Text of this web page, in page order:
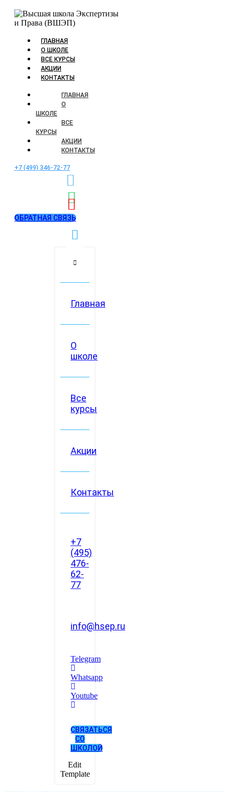
ГЛАВНАЯ
О ШКОЛЕ
ВСЕ КУРСЫ
АКЦИИ
КОНТАКТЫ
ГЛАВНАЯ
О
ШКОЛЕ
ВСЕ
КУРСЫ
АКЦИИ
КОНТАКТЫ
+7 (499) 346-72-77
ОБРАТНАЯ СВЯЗЬ
Главная
О
школе
Все
курсы
Акции
Контакты
+7
(495)
476-
62-
77
info@hsep.ru
Telegram
Whatsapp
Youtube
СВЯЗАТЬСЯ
СО
ШКОЛОЙ
Edit
Template